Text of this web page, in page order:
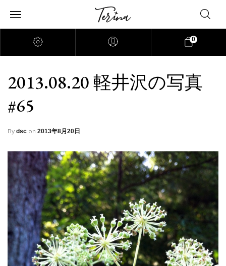
0
2013.08.20 軽井沢の写真
#65
By dsc on 2013年8月20日